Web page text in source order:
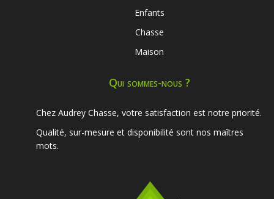
Enfants
Chasse
Maison
Qui sommes-nous ?
Chez Audrey Chasse, votre satisfaction est notre priorité.
Qualité, sur-mesure et disponibilité sont nos maîtres
mots.